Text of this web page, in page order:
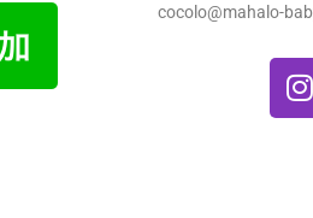
cocolo@mahalo-